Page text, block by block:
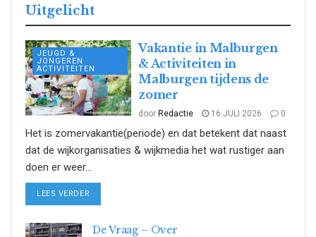
Uitgelicht
JEUGD &
JONGEREN
ACTIVITEITEN
Vakantie in Malburgen
& Activiteiten in
Malburgen tijdens de
zomer
door Redactie 16 JULI 2026 0
Het is zomervakantie(periode) en dat betekent dat naast
dat de wijkorganisaties & wijkmedia het wat rustiger aan
doen er weer...
LEES VERDER
De Vraag – Over